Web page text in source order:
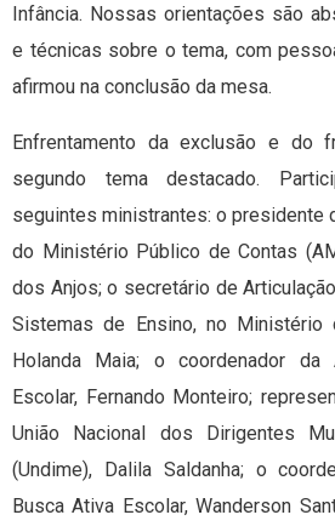
Infância. Nossas orientações são
e técnicas sobre o tema, com
afirmou na conclusão da mesa.
Enfrentamento da exclusão e do
segundo tema destacado.
seguintes ministrantes: o presidente
do Ministério Público de Contas
dos Anjos; o secretário de
Sistemas de Ensino, no Ministério
Holanda Maia; o coordenador da
Escolar, Fernando Monteiro;
União Nacional dos Dirigentes
(Undime), Dalila Saldanha; o
Busca Ativa Escolar, Wanderson